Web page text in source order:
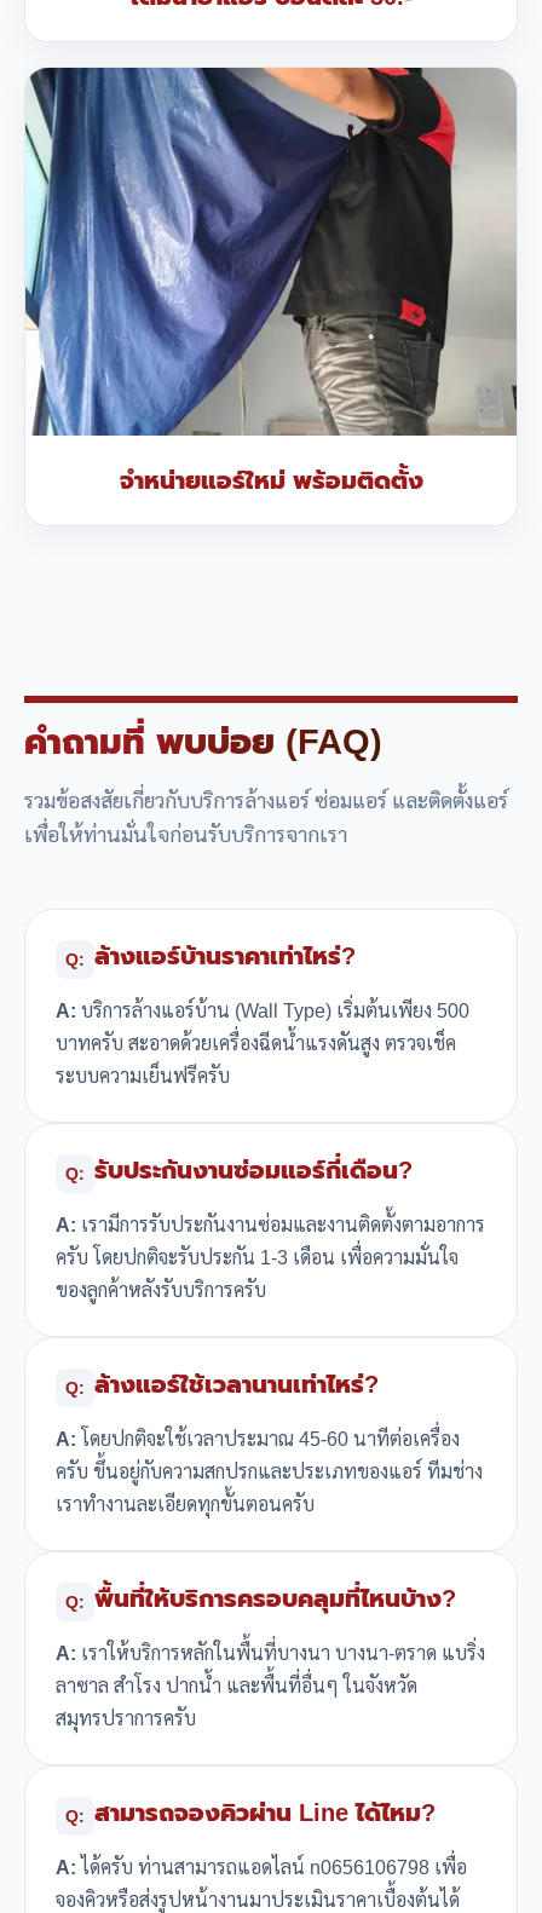
จำหน่ายแอร์ใหม่ พร้อมติดตั้ง
คำถามที่ พบบ่อย (FAQ)
รวมข้อสงสัยเกี่ยวกับบริการล้างแอร์ ซ่อมแอร์ และติดตั้งแอร์
เพื่อให้ท่านมั่นใจก่อนรับบริการจากเรา
Q: ล้างแอร์บ้านราคาเท่าไหร่?
A: บริการล้างแอร์บ้าน (Wall Type) เริ่มต้นเพียง 500
บาทครับ สะอาดด้วยเครื่องฉีดน้ำแรงดันสูง ตรวจเช็ค
ระบบความเย็นฟรีครับ
Q: รับประกันงานซ่อมแอร์กี่เดือน?
A: เรามีการรับประกันงานซ่อมและงานติดตั้งตามอาการ
ครับ โดยปกติจะรับประกัน 1-3 เดือน เพื่อความมั่นใจ
ของลูกค้าหลังรับบริการครับ
Q: ล้างแอร์ใช้เวลานานเท่าไหร่?
A: โดยปกติจะใช้เวลาประมาณ 45-60 นาทีต่อเครื่อง
ครับ ขึ้นอยู่กับความสกปรกและประเภทของแอร์ ทีมช่าง
เราทำงานละเอียดทุกขั้นตอนครับ
Q: พื้นที่ให้บริการครอบคลุมที่ไหนบ้าง?
A: เราให้บริการหลักในพื้นที่บางนา บางนา-ตราด แบริ่ง
ลาซาล สำโรง ปากน้ำ และพื้นที่อื่นๆ ในจังหวัด
สมุทรปราการครับ
Q: สามารถจองคิวผ่าน Line ได้ไหม?
A:ได้ครับ ท่านสามารถแอดไลน์ n0656106798 เพื่อ
จองคิวหรือส่งรูปหน้างานมาประเมินราคาเบื้องต้นได้